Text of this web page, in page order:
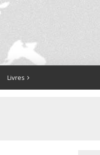
Livres